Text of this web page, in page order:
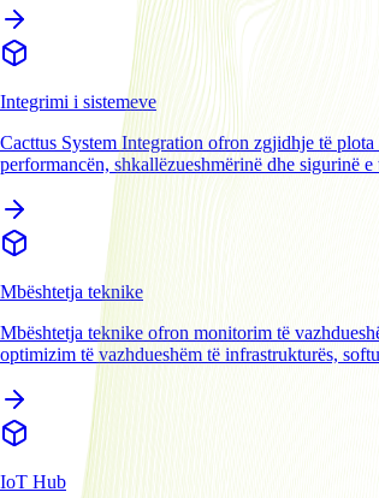
Integrimi i sistemeve
Cacttus System Integration ofron zgjidhje të
performancën, shkallëzueshmërinë dhe sigurinë
Mbështetja teknike
Mbështetja teknike ofron monitorim të
optimizim të vazhdueshëm të infrastrukturës,
IoT Hub